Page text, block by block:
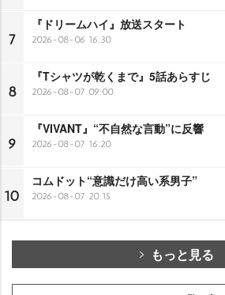
7
『ドリームハイ』放送スタート
2026-08-06 16:30
8
『Tシャツが乾くまで』5話あらすじ
2026-08-07 09:00
9
『VIVANT』“不自然な言動”に反響
2026-08-07 16:20
10
コムドット“意識だけ高い系男子”
2026-08-07 20:15
もっと見る